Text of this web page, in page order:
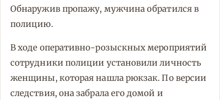
Обнаружив пропажу, мужчина обратился в
полицию.
В ходе оперативно-розыскных мероприятий
сотрудники полиции установили личность
женщины, которая нашла рюкзак. По версии
следствия, она забрала его домой и